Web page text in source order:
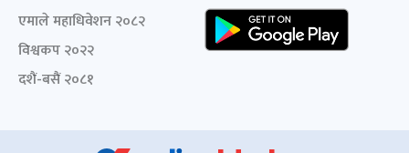
एमाले महाधिवेशन २०८२
विश्वकप २०२२
दशैं-बसैं २०८१